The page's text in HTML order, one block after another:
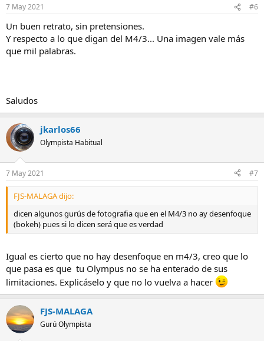
7 May 2021 #6
Un buen retrato, sin pretensiones.
Y respecto a lo que digan del M4/3... Una imagen vale más
que mil palabras.
Saludos
jkarlos66
Olympista Habitual
7 May 2021 #7
FJS-MALAGA dijo:
dicen algunos gurús de fotografia que en el M4/3 no ay desenfoque
(bokeh) pues si lo dicen será que es verdad
Igual es cierto que no hay desenfoque en m4/3, creo que lo
que pasa es que tu Olympus no se ha enterado de sus
limitaciones. Explicáselo y que no lo vuelva a hacer
FJS-MALAGA
Gurú Olympista